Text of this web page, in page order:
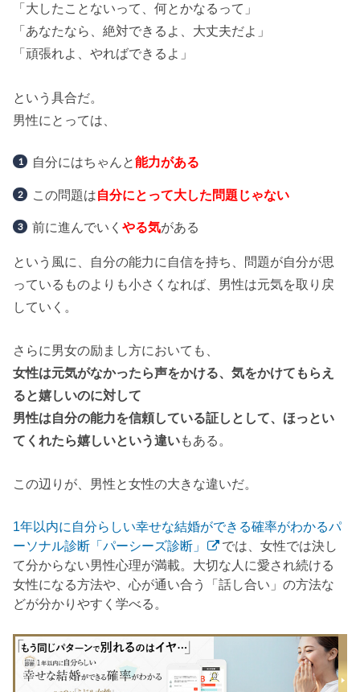
「大したことないって、何とかなるって」
「あなたなら、絶対できるよ、大丈夫だよ」
「頑張れよ、やればできるよ」
という具合だ。
男性にとっては、
自分にはちゃんと能力がある
この問題は自分にとって大した問題じゃない
前に進んでいく やる気がある
という風に、自分の能力に自信を持ち、問題が自分が思
っているものよりも小さくなれば、男性は元気を取り戻
していく。
さらに男女の励まし方においても、
女性は元気がなかったら声をかける、気をかけてもらえ
ると嬉しいのに対して
男性は自分の能力を信頼している証しとして、ほっとい
てくれたら嬉しいという違いもある。
この辺りが、男性と女性の大きな違いだ。
1年以内に自分らしい幸せな結婚ができる確率がわかるパ
ーソナル診断「パーシーズ診断」
では、女性では決し
て分からない男性心理が満載。大切な人に愛され続ける
女性になる方法や、心が通い合う「話し合い」の方法な
どが分かりやすく学べる。